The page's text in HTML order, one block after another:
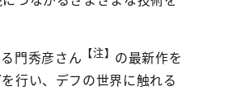
門秀彦さん 【注】 の最新作を
行い、デフの世界に触れる